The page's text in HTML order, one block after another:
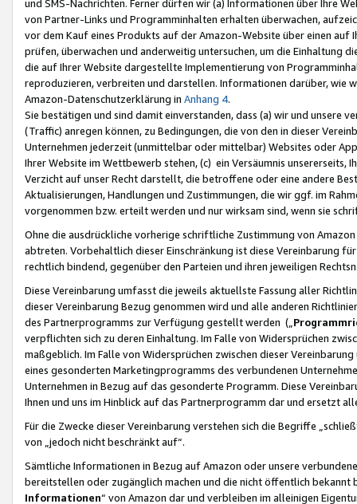
und SMS-Nachrichten. Ferner dürfen wir (a) Informationen über Ihre
von Partner-Links und Programminhalten erhalten überwachen,
vor dem Kauf eines Produkts auf der Amazon-Website über einen
prüfen, überwachen und anderweitig untersuchen, um die Einhaltung
die auf Ihrer Website dargestellte Implementierung von
reproduzieren, verbreiten und darstellen. Informationen darüber, wie
Amazon-Datenschutzerklärung in Anhang 4.
Sie bestätigen und sind damit einverstanden, dass (a) wir und
(Traffic) anregen können, zu Bedingungen, die von den in dieser
Unternehmen jederzeit (unmittelbar oder mittelbar) Websites oder
Ihrer Website im Wettbewerb stehen, (c) ein Versäumnis unsererseits,
Verzicht auf unser Recht darstellt, die betroffene oder eine andere
Aktualisierungen, Handlungen und Zustimmungen, die wir ggf. im
vorgenommen bzw. erteilt werden und nur wirksam sind, wenn sie
Ohne die ausdrückliche vorherige schriftliche Zustimmung von
abtreten. Vorbehaltlich dieser Einschränkung ist diese Vereinbarung
rechtlich bindend, gegenüber den Parteien und ihren jeweiligen
Diese Vereinbarung umfasst die jeweils aktuellste Fassung aller
dieser Vereinbarung Bezug genommen wird und alle anderen
des Partnerprogramms zur Verfügung gestellt werden („
verpflichten sich zu deren Einhaltung. Im Falle von Widersprüchen
maßgeblich. Im Falle von Widersprüchen zwischen dieser
eines gesonderten Marketingprogramms des verbundenen
Unternehmen in Bezug auf das gesonderte Programm. Diese
Ihnen und uns im Hinblick auf das Partnerprogramm dar und ersetzt
Für die Zwecke dieser Vereinbarung verstehen sich die Begriffe
von „jedoch nicht beschränkt auf“.
Sämtliche Informationen in Bezug auf Amazon oder unsere
bereitstellen oder zugänglich machen und die nicht öffentlich
Informationen“ von Amazon dar und verbleiben im alleinigen